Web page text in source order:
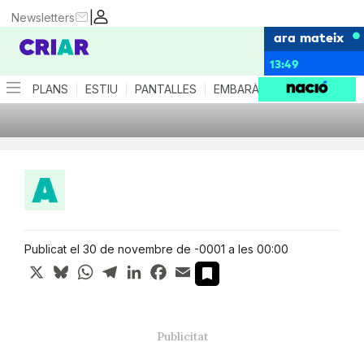
|
Newsletters
ara mateix
13:49
PLANS ESTIU PANTALLES EMBARÀS CRIANÇA
Publicat el 30 de novembre de -0001 a les 00:00
X BlueskyWhatsApp
TelegramLinkedInFacebook
Email